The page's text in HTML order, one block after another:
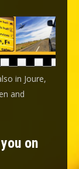
in Joure,
and
on